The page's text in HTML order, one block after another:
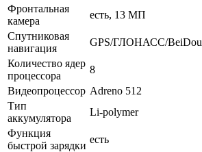
Фронтальная
камера
есть, 13 МП
Спутниковая
навигация
GPS/ГЛОНАСС/BeiDou
Количество ядер
процессора
8
Видеопроцессор Adreno 512
Тип
аккумулятора
Li-polymer
Функция
быстрой зарядки
есть